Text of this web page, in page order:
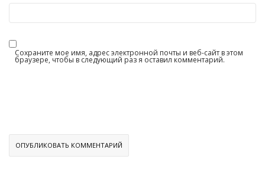
Сохраните мое имя, адрес электронной почты и веб-сайт в этом
браузере, чтобы в следующий раз я оставил комментарий.